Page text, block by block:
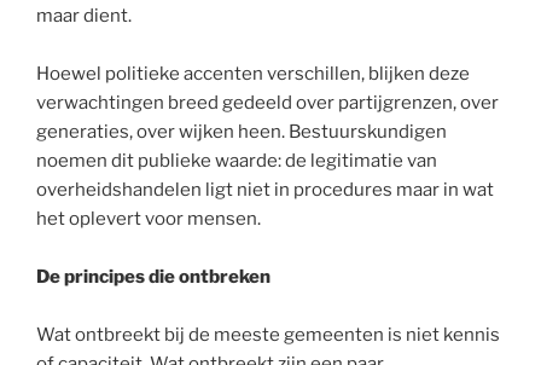
maar dient.
Hoewel politieke accenten verschillen, blijken deze
verwachtingen breed gedeeld over partijgrenzen, over
generaties, over wijken heen. Bestuurskundigen
noemen dit publieke waarde: de legitimatie van
overheidshandelen ligt niet in procedures maar in wat
het oplevert voor mensen.
De principes die ontbreken
Wat ontbreekt bij de meeste gemeenten is niet kennis